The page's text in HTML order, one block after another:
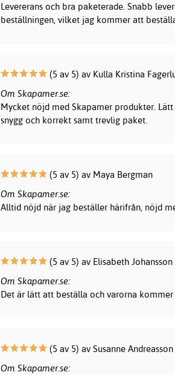
Levererans och bra paketerade. Snabb
beställningen, vilket jag kommer att
(5 av 5) av Kulla Kristina
Om Skapamer.se:
Mycket nöjd med Skapamer produkter.
snygg och korrekt samt trevlig paket.
(5 av 5) av Maya Bergman
Om Skapamer.se:
Alltid nöjd när jag beställer härifrån, nöjd
(5 av 5) av Elisabeth Johansson
Om Skapamer.se:
Det är lätt att beställa och varorna kommer
(5 av 5) av Susanne Andreasson
Om Skapamer.se: